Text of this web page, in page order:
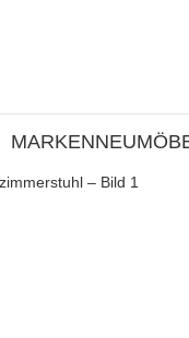
MARKENNEU